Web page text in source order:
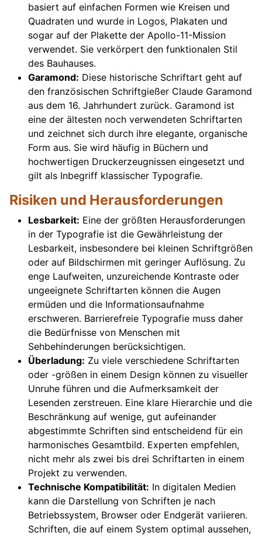
basiert auf einfachen Formen wie Kreisen und
Quadraten und wurde in Logos, Plakaten und
sogar auf der Plakette der Apollo-11-Mission
verwendet. Sie verkörpert den funktionalen Stil
des Bauhauses.
Garamond: Diese historische Schriftart geht auf
den französischen Schriftgießer Claude Garamond
aus dem 16. Jahrhundert zurück. Garamond ist
eine der ältesten noch verwendeten Schriftarten
und zeichnet sich durch ihre elegante, organische
Form aus. Sie wird häufig in Büchern und
hochwertigen Druckerzeugnissen eingesetzt und
gilt als Inbegriff klassischer Typografie.
Risiken und Herausforderungen
Lesbarkeit: Eine der größten Herausforderungen
in der Typografie ist die Gewährleistung der
Lesbarkeit, insbesondere bei kleinen Schriftgrößen
oder auf Bildschirmen mit geringer Auflösung. Zu
enge Laufweiten, unzureichende Kontraste oder
ungeeignete Schriftarten können die Augen
ermüden und die Informationsaufnahme
erschweren. Barrierefreie Typografie muss daher
die Bedürfnisse von Menschen mit
Sehbehinderungen berücksichtigen.
Überladung: Zu viele verschiedene Schriftarten
oder -größen in einem Design können zu visueller
Unruhe führen und die Aufmerksamkeit der
Lesenden zerstreuen. Eine klare Hierarchie und die
Beschränkung auf wenige, gut aufeinander
abgestimmte Schriften sind entscheidend für ein
harmonisches Gesamtbild. Experten empfehlen,
nicht mehr als zwei bis drei Schriftarten in einem
Projekt zu verwenden.
Technische Kompatibilität: In digitalen Medien
kann die Darstellung von Schriften je nach
Betriebssystem, Browser oder Endgerät variieren.
Schriften, die auf einem System optimal aussehen,